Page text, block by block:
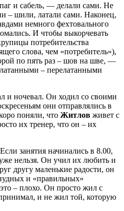
и сабель, — делали сами. Не
– шили, латали сами. Наконец,
немного фехтовального
И чтобы выкорчевать
потребительства
слова, чем «потребитель»),
по пять раз – шов на шве, —
– перелатанными
и ночевал. Он ходил со своими
они отправлялись в
поняли, что Житлов живет с
их тренер, что он – их
занятия начинались в 8.00,
нельзя. Он учил их любить и
другу маленькие радости, он
и «правильных»
– плохо. Он просто жил с
и не жил той, которую